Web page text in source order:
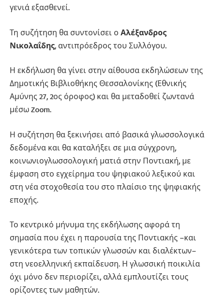
γενιά εξασθενεί.
Τη συζήτηση θα συντονίσει ο Αλέξανδρος
Νικολαΐδης, αντιπρόεδρος του Συλλόγου.
Η εκδήλωση θα γίνει στην αίθουσα εκδηλώσεων της
Δημοτικής Βιβλιοθήκης Θεσσαλονίκης (Εθνικής
Αμύνης 27, 2ος όροφος) και θα μεταδοθεί ζωντανά
μέσω Zoom.
Η συζήτηση θα ξεκινήσει από βασικά γλωσσολογικά
δεδομένα και θα καταλήξει σε μια σύγχρονη,
κοινωνιογλωσσολογική ματιά στην Ποντιακή, με
έμφαση στο εγχείρημα του ψηφιακού λεξικού και
στη νέα στοχοθεσία του στο πλαίσιο της ψηφιακής
εποχής.
Το κεντρικό μήνυμα της εκδήλωσης αφορά τη
σημασία που έχει η παρουσία της Ποντιακής –και
γενικότερα των τοπικών γλωσσών και διαλέκτων–
στη νεοελληνική εκπαίδευση. Η γλωσσική ποικιλία
όχι μόνο δεν περιορίζει, αλλά εμπλουτίζει τους
ορίζοντες των μαθητών.